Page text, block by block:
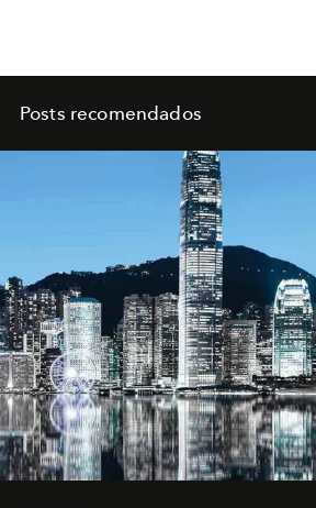
Posts recomendados